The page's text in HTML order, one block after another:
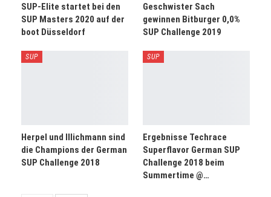
SUP-Elite startet bei den
SUP Masters 2020 auf der
boot Düsseldorf
Geschwister Sach
gewinnen Bitburger 0,0%
SUP Challenge 2019
SUP
Herpel und Illichmann sind
die Champions der German
SUP Challenge 2018
SUP
Ergebnisse Techrace
Superflavor German SUP
Challenge 2018 beim
Summertime @…